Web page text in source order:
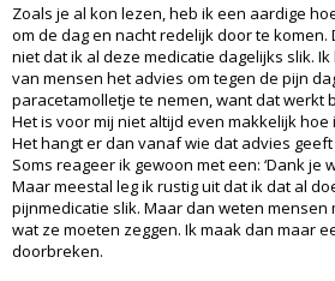
Zoals je al kon lezen, heb ik een aardige
om de dag en nacht redelijk door te
niet dat ik al deze medicatie dagelijks slik.
van mensen het advies om tegen de pijn
paracetamolletje te nemen, want dat werkt
Het is voor mij niet altijd even makkelijk
Het hangt er dan vanaf wie dat advies
Soms reageer ik gewoon met een: ‘Dank je
Maar meestal leg ik rustig uit dat ik dat al
pijnmedicatie slik. Maar dan weten
wat ze moeten zeggen. Ik maak dan maar
doorbreken.